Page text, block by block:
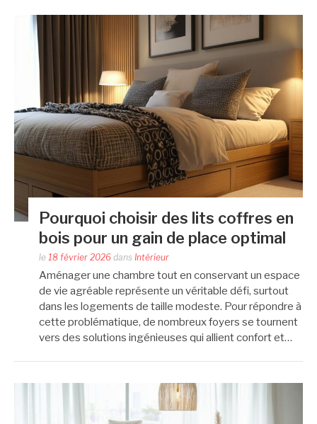
Pourquoi choisir des lits coffres en
bois pour un gain de place optimal
le 18 février 2026 dans Intérieur
Aménager une chambre tout en conservant un espace
de vie agréable représente un véritable défi, surtout
dans les logements de taille modeste. Pour répondre à
cette problématique, de nombreux foyers se tournent
vers des solutions ingénieuses qui allient confort et…